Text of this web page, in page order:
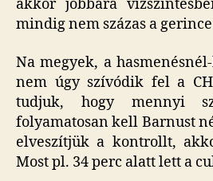
akkor jobbára
mindig nem százas a
Na megyek, a
nem úgy szívódik fel a
tudjuk, hogy mennyi
folyamatosan kell Barnust
elveszítjük a kontrollt,
Most pl. 34 perc alatt lett a